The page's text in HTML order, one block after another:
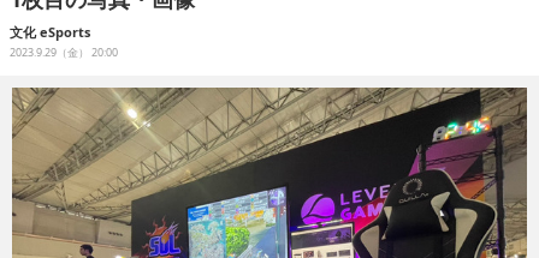
産業政策
連載
イベント/セミナー
eスポーツ
文化 eSports
2023.9.29（金） 20:00